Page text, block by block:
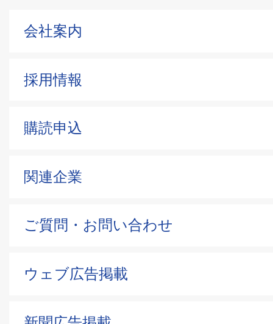
会社案内
採用情報
購読申込
関連企業
ご質問・お問い合わせ
ウェブ広告掲載